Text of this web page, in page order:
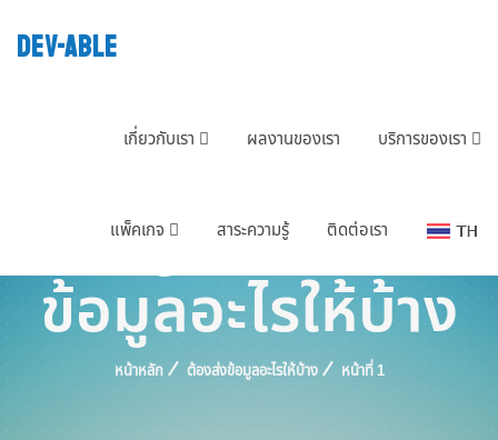
DEV-ABLE
เกี่ยวกับเรา ผลงานของเรา บริการของเรา
แพ็คเกจ สาระความรู้ ติดต่อเรา
Tag : ต้องส่ง
ข้อมูลอะไรให้บ้าง
หน้าหลัก ต้องส่งข้อมูลอะไรให้บ้าง หน้าที่ 1